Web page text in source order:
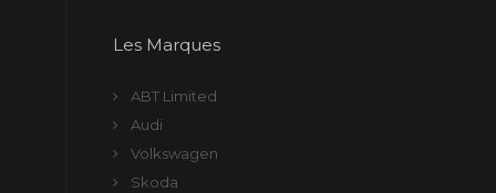
Les Marques
ABT Limited
Audi
Volkswagen
Skoda